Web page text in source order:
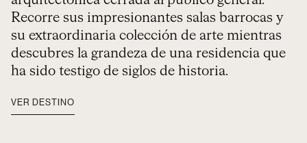
Recorre sus impresionantes salas barrocas y
su extraordinaria colección de arte mientras
descubres la grandeza de una residencia que
ha sido testigo de siglos de historia.
VER DESTINO